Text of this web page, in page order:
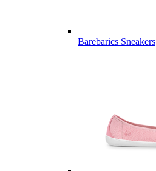
Barebarics Sneakers